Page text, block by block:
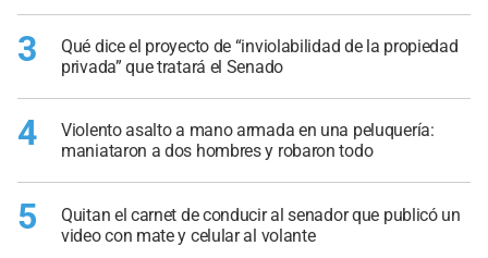
3
Qué dice el proyecto de “inviolabilidad de la propiedad
privada” que tratará el Senado
4
Violento asalto a mano armada en una peluquería:
maniataron a dos hombres y robaron todo
5
Quitan el carnet de conducir al senador que publicó un
video con mate y celular al volante